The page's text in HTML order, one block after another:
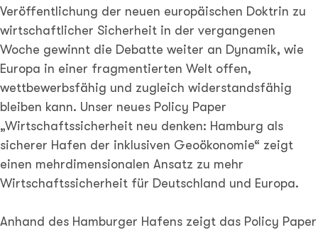
Veröffentlichung der neuen europäischen Doktrin zu
wirtschaftlicher Sicherheit in der vergangenen
Woche gewinnt die Debatte weiter an Dynamik, wie
Europa in einer fragmentierten Welt offen,
wettbewerbsfähig und zugleich widerstandsfähig
bleiben kann. Unser neues Policy Paper
„Wirtschaftssicherheit neu denken: Hamburg als
sicherer Hafen der inklusiven Geoökonomie“ zeigt
einen mehrdimensionalen Ansatz zu mehr
Wirtschaftssicherheit für Deutschland und Europa.
Anhand des Hamburger Hafens zeigt das Policy Paper